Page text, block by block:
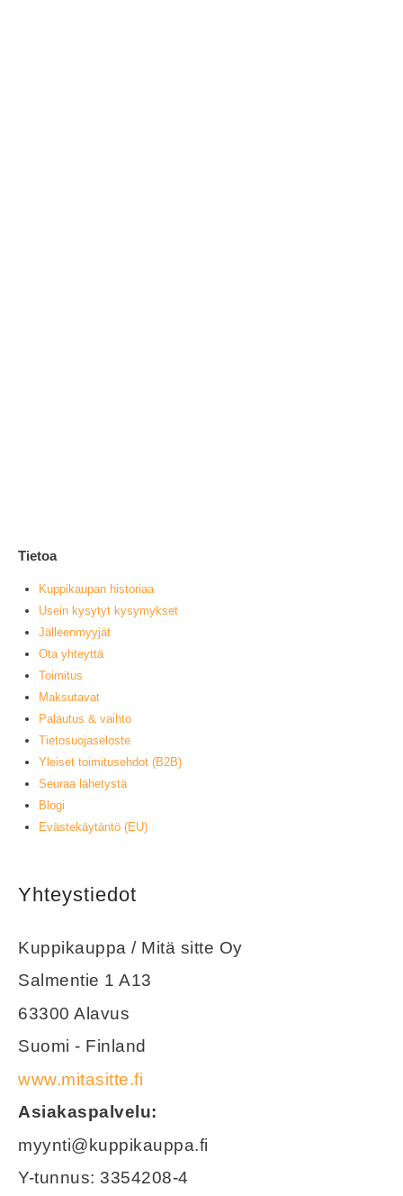
Tietoa
Kuppikaupan historiaa
Usein kysytyt kysymykset
Jälleenmyyjät
Ota yhteyttä
Toimitus
Maksutavat
Palautus & vaihto
Tietosuojaseloste
Yleiset toimitusehdot (B2B)
Seuraa lähetystä
Blogi
Evästekäytäntö (EU)
Yhteystiedot
Kuppikauppa / Mitä sitte Oy
Salmentie 1 A13
63300 Alavus
Suomi - Finland
www.mitasitte.fi
Asiakaspalvelu:
myynti@kuppikauppa.fi
Y-tunnus: 3354208-4